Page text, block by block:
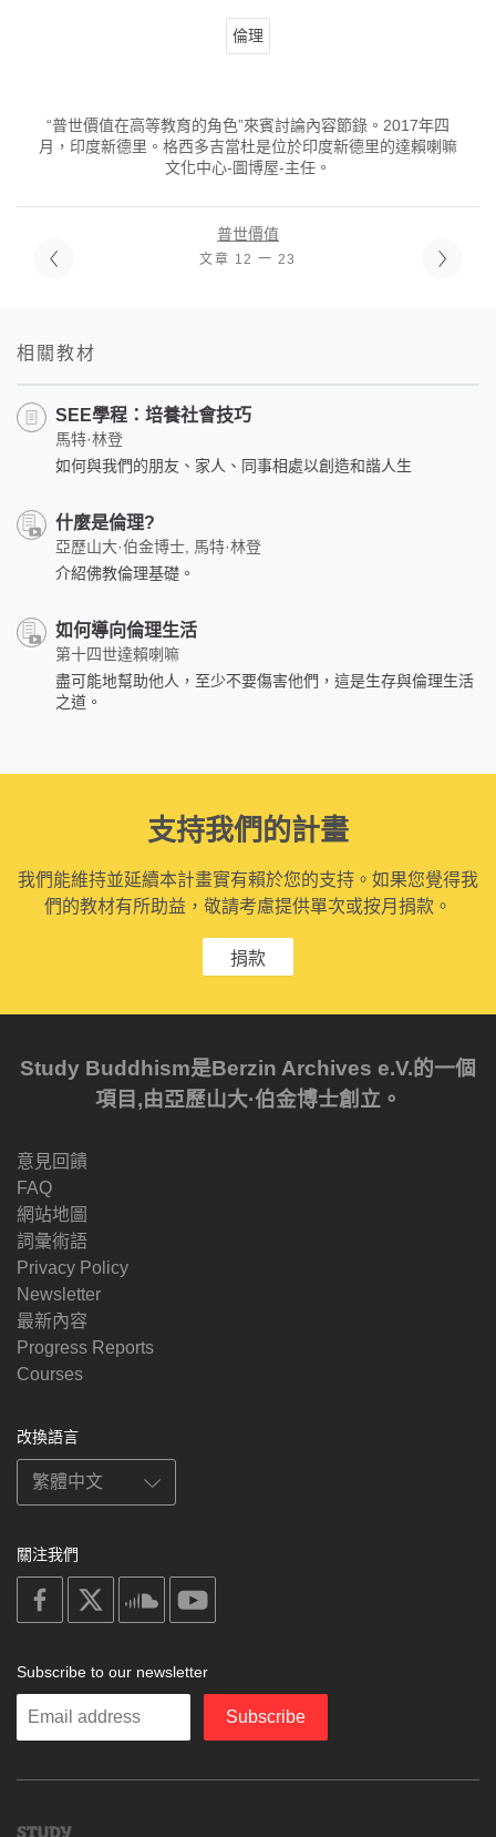
倫理
“普世價值在高等教育的角色”來賓討論內容節錄。2017年四
月，印度新德里。格西多吉當杜是位於印度新德里的達賴喇嘛
文化中心-圖博屋-主任。
普世價值
文章 12 一 23
相關教材
SEE學程：培養社會技巧
馬特·林登
如何與我們的朋友、家人、同事相處以創造和諧人生
什麼是倫理?
亞歷山大·伯金博士, 馬特·林登
介紹佛教倫理基礎。
如何導向倫理生活
第十四世達賴喇嘛
盡可能地幫助他人，至少不要傷害他們，這是生存與倫理生活
之道。
支持我們的計畫
我們能維持並延續本計畫實有賴於您的支持。如果您覺得我
們的教材有所助益，敬請考慮提供單次或按月捐款。
捐款
Study Buddhism是Berzin Archives e.V.的一個
項目,由亞歷山大·伯金博士創立。
意見回饋
FAQ
網站地圖
詞彙術語
Privacy Policy
Newsletter
最新內容
Progress Reports
Courses
改換語言
關注我們
on
facebook
soundcloud
Subscribe to our newsletter
Enter
Subscribe
Study